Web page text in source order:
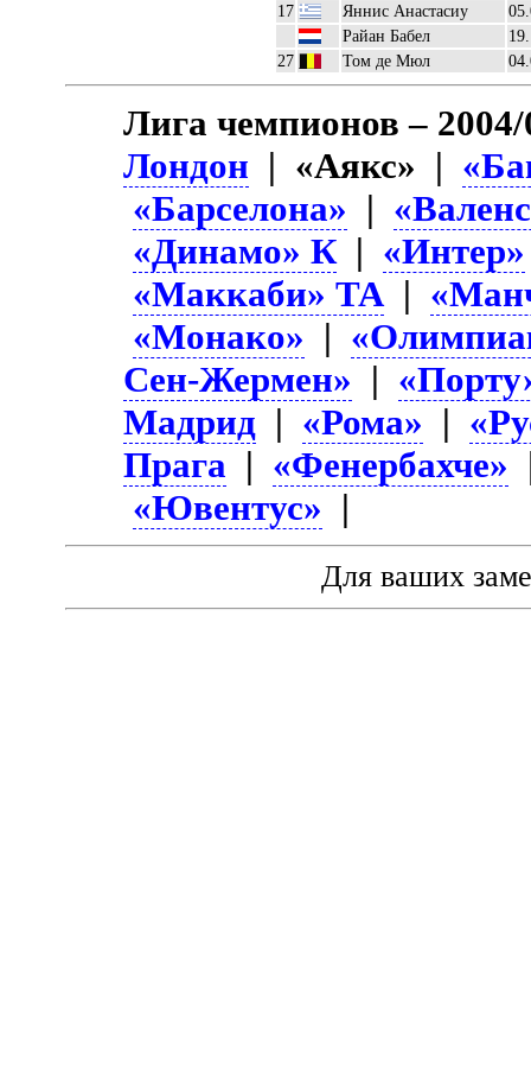
17
Яннис Анастасиу
Райан Бабел
27
Том де Мюл
Лига чемпионов –
Лондон | «Аякс» |
«Барселона» |
«Динамо» К | «Интер»
«Маккаби» ТА |
«Монако» |
Сен-Жермен» |
Мадрид | «Рома» |
Прага | «Фенербахче»
«Ювентус» |
Для ваших